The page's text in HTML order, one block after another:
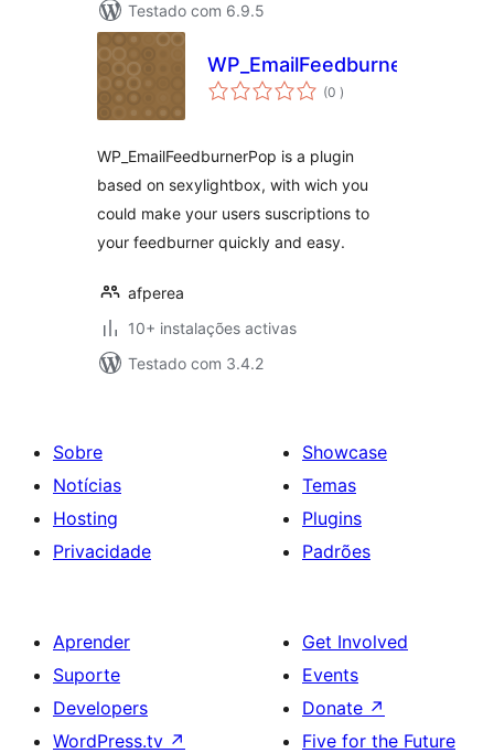
Testado com 6.9.5
WP_EmailFeedburnerPop
(0 classificações
)
WP_EmailFeedburnerPop is a plugin
based on sexylightbox, with wich you
could make your users suscriptions to
your feedburner quickly and easy.
afperea
10+ instalações activas
Testado com 3.4.2
Sobre
Notícias
Hosting
Privacidade
Showcase
Temas
Plugins
Padrões
Aprender
Suporte
Developers
WordPress.tv ↗
Get Involved
Events
Donate ↗
Five for the Future